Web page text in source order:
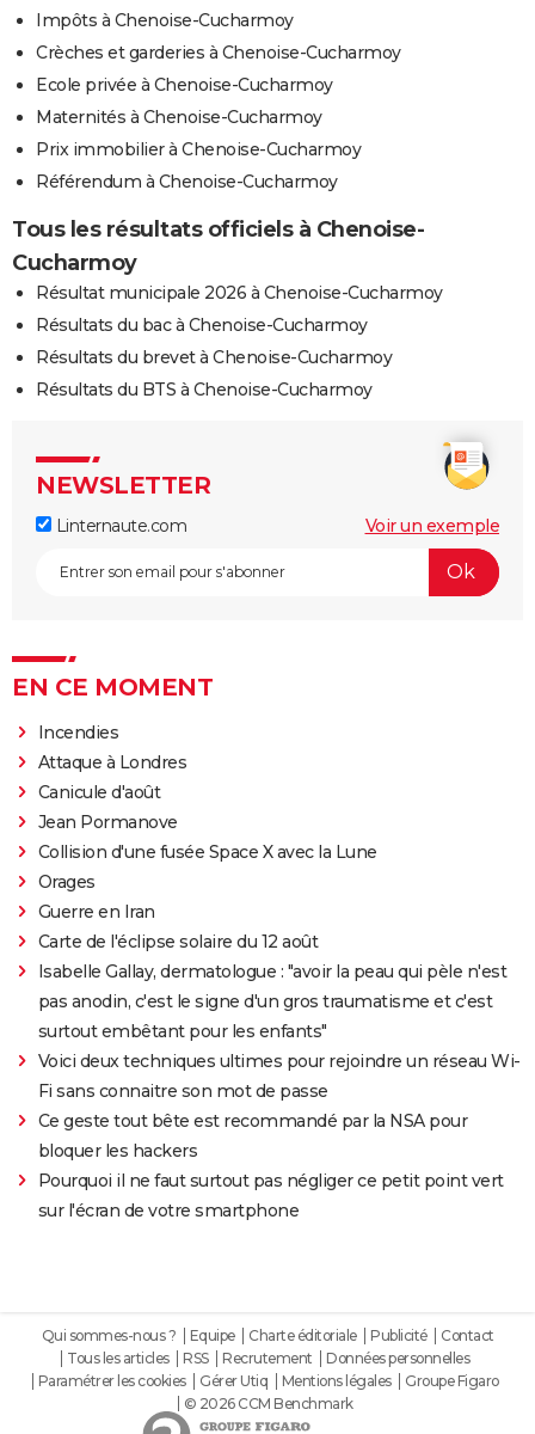
Impôts à Chenoise-Cucharmoy
Crèches et garderies à Chenoise-Cucharmoy
Ecole privée à Chenoise-Cucharmoy
Maternités à Chenoise-Cucharmoy
Prix immobilier à Chenoise-Cucharmoy
Référendum à Chenoise-Cucharmoy
Tous les résultats officiels à Chenoise-
Cucharmoy
Résultat municipale 2026 à Chenoise-Cucharmoy
Résultats du bac à Chenoise-Cucharmoy
Résultats du brevet à Chenoise-Cucharmoy
Résultats du BTS à Chenoise-Cucharmoy
NEWSLETTER
Linternaute.com Voir un exemple
EN CE MOMENT
Incendies
Attaque à Londres
Canicule d'août
Jean Pormanove
Collision d'une fusée Space X avec la Lune
Orages
Guerre en Iran
Carte de l'éclipse solaire du 12 août
Isabelle Gallay, dermatologue : "avoir la peau qui pèle n'est
pas anodin, c'est le signe d'un gros traumatisme et c'est
surtout embêtant pour les enfants"
Voici deux techniques ultimes pour rejoindre un réseau Wi-
Fi sans connaitre son mot de passe
Ce geste tout bête est recommandé par la NSA pour
bloquer les hackers
Pourquoi il ne faut surtout pas négliger ce petit point vert
sur l'écran de votre smartphone
Qui sommes-nous ? Equipe Charte éditoriale Publicité
Contact
Tous les articles
RSS Recrutement
Données personnelles
Paramétrer les cookies
Gérer Utiq Mentions légales
Groupe Figaro
© 2026 CCM Benchmark